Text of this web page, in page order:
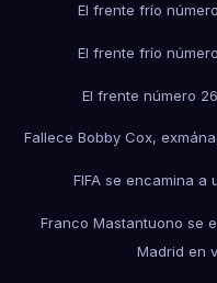
El frente frío
El frente frío
El frente número
Fallece Bobby Cox,
FIFA se encamina
Franco Mastantuono se
Madrid en